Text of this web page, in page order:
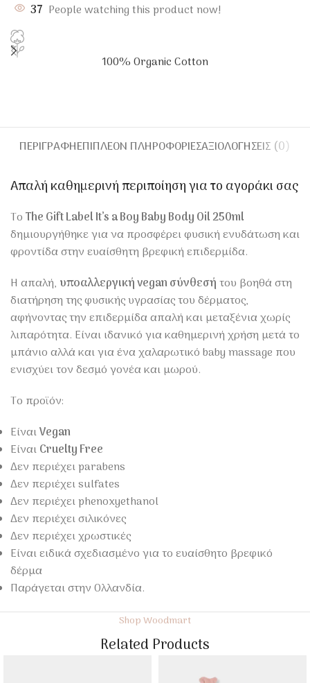
37 People watching this product now!
100% Organic Cotton
ΠΕΡΙΓΡΑΦΉΕΠΙΠΛΈΟΝ ΠΛΗΡΟΦΟΡΊΕΣΑΞΙΟΛΟΓΉΣΕΙΣ (0)
Απαλή καθημερινή περιποίηση για το αγοράκι σας
ΤοThe Gift Label It’s a Boy Baby Body Oil 250ml
δημιουργήθηκε για να προσφέρει φυσική ενυδάτωση και
φροντίδα στην ευαίσθητη βρεφική επιδερμίδα.
Η απαλή, υποαλλεργική vegan σύνθεσήτου βοηθά στη
διατήρηση της φυσικής υγρασίας του δέρματος,
αφήνοντας την επιδερμίδα απαλή και μεταξένια χωρίς
λιπαρότητα. Είναι ιδανικό για καθημερινή χρήση μετά το
μπάνιο αλλά και για ένα χαλαρωτικό baby massage που
ενισχύει τον δεσμό γονέα και μωρού.
Το προϊόν:
ΕίναιVegan
ΕίναιCruelty Free
Δεν περιέχει parabens
Δεν περιέχει sulfates
Δεν περιέχει phenoxyethanol
Δεν περιέχει σιλικόνες
Δεν περιέχει χρωστικές
Είναι ειδικά σχεδιασμένο για το ευαίσθητο βρεφικό
δέρμα
Παράγεται στην Ολλανδία.
Shop Woodmart
Related Products